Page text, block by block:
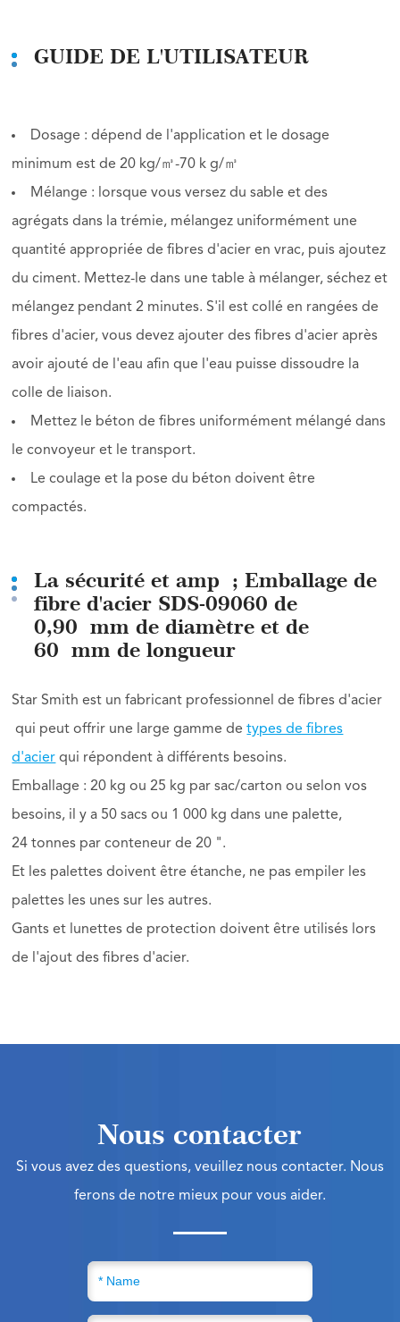
GUIDE DE L'UTILISATEUR
Dosage : dépend de l'application et le dosage
minimum est de 20 kg/㎥-70 k g/㎥
Mélange : lorsque vous versez du sable et des
agrégats dans la trémie, mélangez uniformément une
quantité appropriée de fibres d'acier en vrac, puis ajoutez
du ciment. Mettez-le dans une table à mélanger, séchez et
mélangez pendant 2 minutes. S'il est collé en rangées de
fibres d'acier, vous devez ajouter des fibres d'acier après
avoir ajouté de l'eau afin que l'eau puisse dissoudre la
colle de liaison.
Mettez le béton de fibres uniformément mélangé dans
le convoyeur et le transport.
Le coulage et la pose du béton doivent être
compactés.
La sécurité et amp ; Emballage de
fibre d'acier SDS-09060 de
0,90 mm de diamètre et de
60 mm de longueur
Star Smith est un fabricant professionnel de fibres d'acier
qui peut offrir une large gamme detypes de fibres
d'acier qui répondent à différents besoins.
Emballage : 20 kg ou 25 kg par sac/carton ou selon vos
besoins, il y a 50 sacs ou 1 000 kg dans une palette,
24 tonnes par conteneur de 20 ".
Et les palettes doivent être étanche, ne pas empiler les
palettes les unes sur les autres.
Gants et lunettes de protection doivent être utilisés lors
de l'ajout des fibres d'acier.
Nous contacter
Si vous avez des questions, veuillez nous contacter. Nous
ferons de notre mieux pour vous aider.